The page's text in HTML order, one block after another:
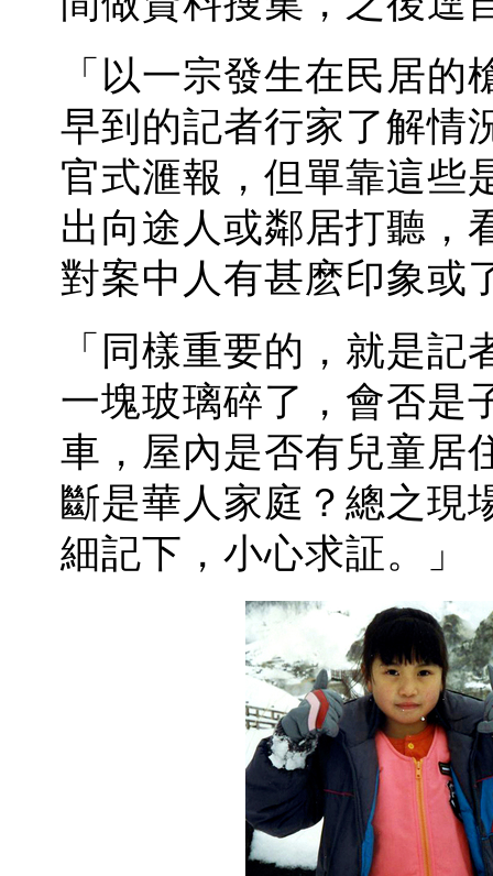
「以一宗發生在民居
早到的記者行家了解情
官式滙報，但單靠這些
出向途人或鄰居打聽，
對案中人有甚麽印象或
「同樣重要的，就是
一塊玻璃碎了，會否是
車，屋內是否有兒童居
斷是華人家庭？總之現
細記下，小心求証。」